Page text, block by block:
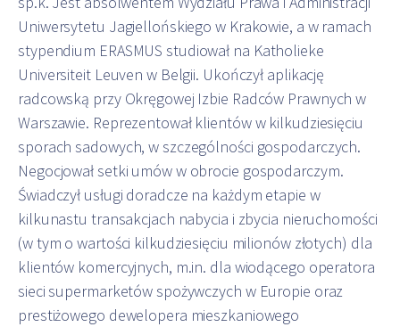
Uniwersytetu Jagiellońskiego w Krakowie, a w ramach
stypendium ERASMUS studiował na Katholieke
Universiteit Leuven w Belgii. Ukończył aplikację
radcowską przy Okręgowej Izbie Radców Prawnych w
Warszawie. Reprezentował klientów w kilkudziesięciu
sporach sadowych, w szczególności gospodarczych.
Negocjował setki umów w obrocie gospodarczym.
Świadczył usługi doradcze na każdym etapie w
kilkunastu transakcjach nabycia i zbycia nieruchomości
(w tym o wartości kilkudziesięciu milionów złotych) dla
klientów komercyjnych, m.in. dla wiodącego operatora
sieci supermarketów spożywczych w Europie oraz
prestiżowego dewelopera mieszkaniowego